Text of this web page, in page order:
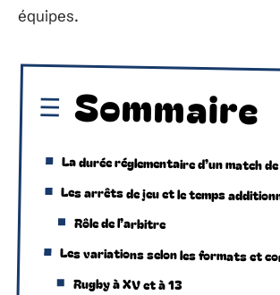
équipes.
Sommaire
La durée réglementaire d’un match
Les arrêts de jeu et le temps
Rôle de l’arbitre
Les variations selon les formats et
Rugby à XV et à 13